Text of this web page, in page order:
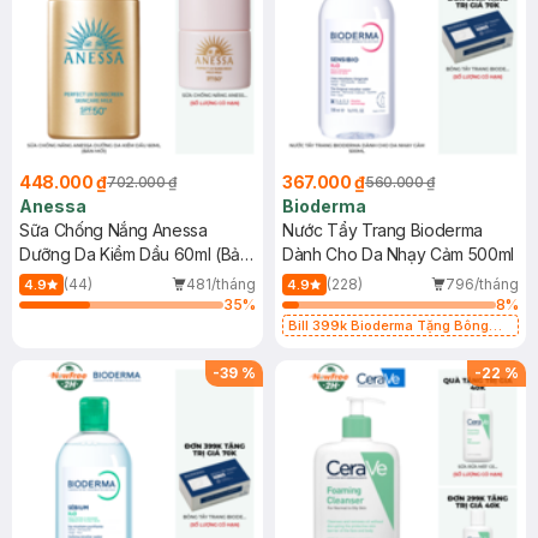
448.000 ₫702.000 ₫
Anessa
Sữa Chống Nắng Anessa
Dưỡng Da Kiềm Dầu 60ml (Bản
Mới)
4.9 (44)
481/tháng
35%
367.000 ₫560.000 ₫
Bioderma
Nước Tẩy Trang Bioderma
Dành Cho Da Nhạy Cảm 500ml
4.9 (228)
796/tháng
8%
Bill 399k Bioderma Tặng Bông
-39 % -22 %